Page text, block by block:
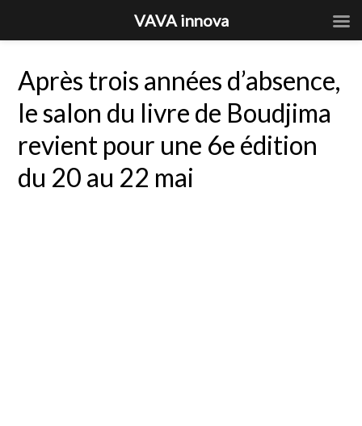
Après trois années d’absence,
le salon du livre de Boudjima
revient pour une 6e édition
du 20 au 22 mai
VAVA innova